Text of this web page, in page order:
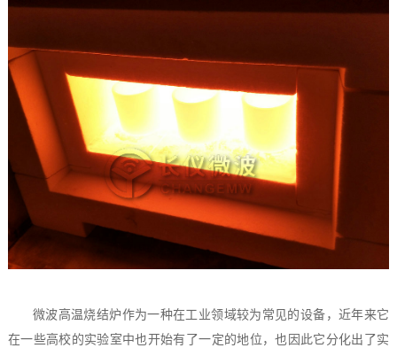
微波高温烧结炉作为一种在工业领域较为常见的设备，近年来它
在一些高校的实验室中也开始有了一定的地位，也因此它分化出了实